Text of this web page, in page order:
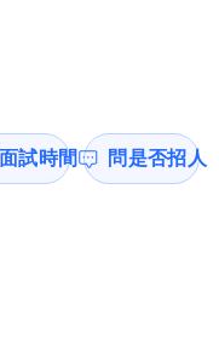
試時間 問是否招人